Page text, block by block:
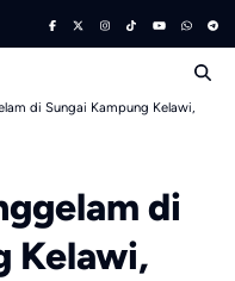
di Sungai Kampung Kelawi,
di
Kelawi,